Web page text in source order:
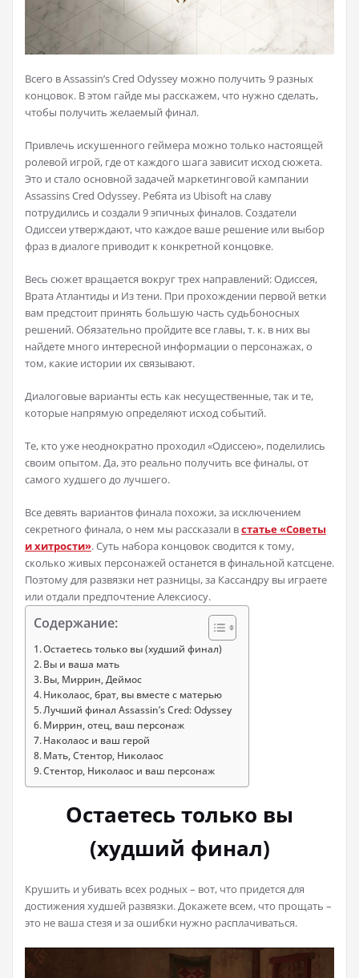
Всего в Assassin’s Cred Odyssey можно получить 9 разных
концовок. В этом гайде мы расскажем, что нужно сделать,
чтобы получить желаемый финал.
Привлечь искушенного геймера можно только настоящей
ролевой игрой, где от каждого шага зависит исход сюжета.
Это и стало основной задачей маркетинговой кампании
Assassins Cred Odyssey. Ребята из Ubisoft на славу
потрудились и создали 9 эпичных финалов. Создатели
Одиссеи утверждают, что каждое ваше решение или выбор
фраз в диалоге приводит к конкретной концовке.
Весь сюжет вращается вокруг трех направлений: Одиссея,
Врата Атлантиды и Из тени. При прохождении первой ветки
вам предстоит принять большую часть судьбоносных
решений. Обязательно пройдите все главы, т. к. в них вы
найдете много интересной информации о персонажах, о
том, какие истории их связывают.
Диалоговые варианты есть как несущественные, так и те,
которые напрямую определяют исход событий.
Те, кто уже неоднократно проходил «Одиссею», поделились
своим опытом. Да, это реально получить все финалы, от
самого худшего до лучшего.
Все девять вариантов финала похожи, за исключением
секретного финала, о нем мы рассказали встатье «Советы
и хитрости». Суть набора концовок сводится к тому,
сколько живых персонажей останется в финальной катсцене.
Поэтому для развязки нет разницы, за Кассандру вы играете
или отдали предпочтение Алексиосу.
Содержание:
Остаетесь только вы (худший финал)
Вы и ваша мать
Вы, Миррин, Деймос
Николаос, брат, вы вместе с матерью
Лучший финал Assassin’s Cred: Odyssey
Миррин, отец, ваш персонаж
Наколаос и ваш герой
Мать, Стентор, Николаос
Стентор, Николаос и ваш персонаж
Остаетесь только вы
(худший финал)
Крушить и убивать всех родных – вот, что придется для
достижения худшей развязки. Докажете всем, что прощать –
это не ваша стезя и за ошибки нужно расплачиваться.